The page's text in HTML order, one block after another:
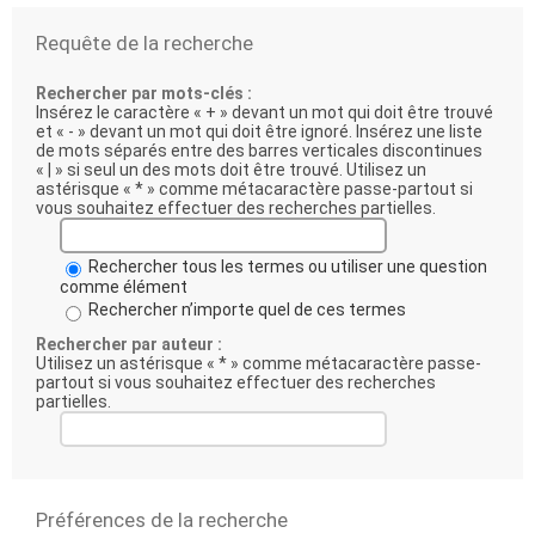
Requête de la recherche
Rechercher par mots-clés :
Insérez le caractère « + » devant un mot qui doit être trouvé
et « - » devant un mot qui doit être ignoré. Insérez une liste
de mots séparés entre des barres verticales discontinues
« | » si seul un des mots doit être trouvé. Utilisez un
astérisque « * » comme métacaractère passe-partout si
vous souhaitez effectuer des recherches partielles.
Rechercher tous les termes ou utiliser une question
comme élément
Rechercher n’importe quel de ces termes
Rechercher par auteur :
Utilisez un astérisque « * » comme métacaractère passe-
partout si vous souhaitez effectuer des recherches
partielles.
Préférences de la recherche